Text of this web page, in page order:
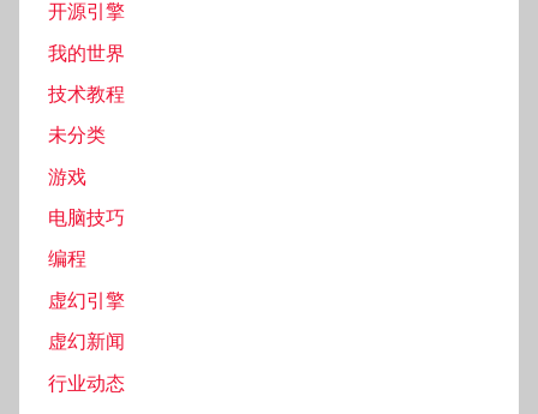
开源引擎
我的世界
技术教程
未分类
游戏
电脑技巧
编程
虚幻引擎
虚幻新闻
行业动态